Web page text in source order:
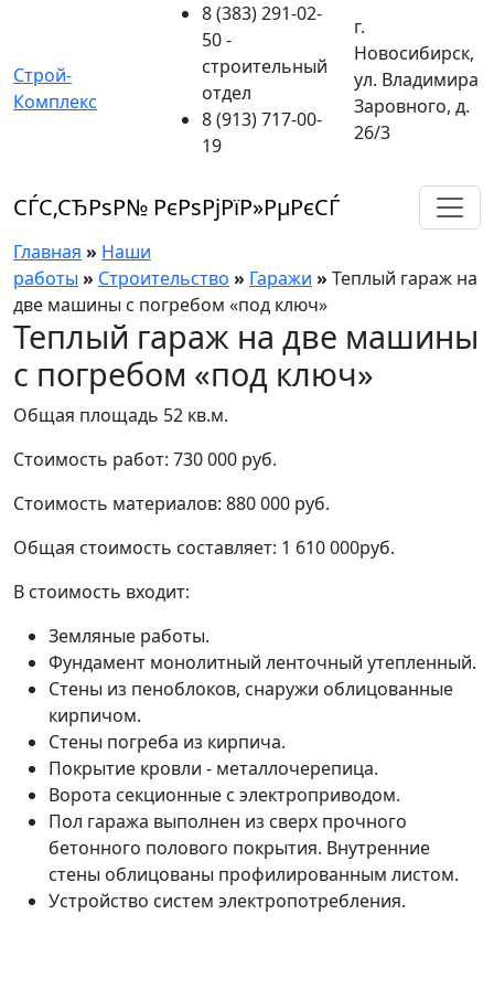
Строй-
Комплекс
8 (383) 291-02-
50-
строительный
отдел
8 (913) 717-00-
19
г.
Новосибирск,
ул. Владимира
Заровного, д.
26/3
СЃС‚СЂРѕР№ РєРѕРјРїР»РµРєСЃ
Главная » Наши
работы » Строительство » Гаражи » Теплый гараж на
две машины с погребом «под ключ»
Теплый гараж на две машины
с погребом «под ключ»
Общая площадь 52 кв.м.
Стоимость работ: 730 000 руб.
Стоимость материалов: 880 000 руб.
Общая стоимость составляет: 1 610 000руб.
В стоимость входит:
Земляные работы.
Фундамент монолитный ленточный утепленный.
Стены из пеноблоков, снаружи облицованные
кирпичом.
Стены погреба из кирпича.
Покрытие кровли - металлочерепица.
Ворота секционные с электроприводом.
Пол гаража выполнен из сверх прочного
бетонного полового покрытия. Внутренние
стены облицованы профилированным листом.
Устройство систем электропотребления.